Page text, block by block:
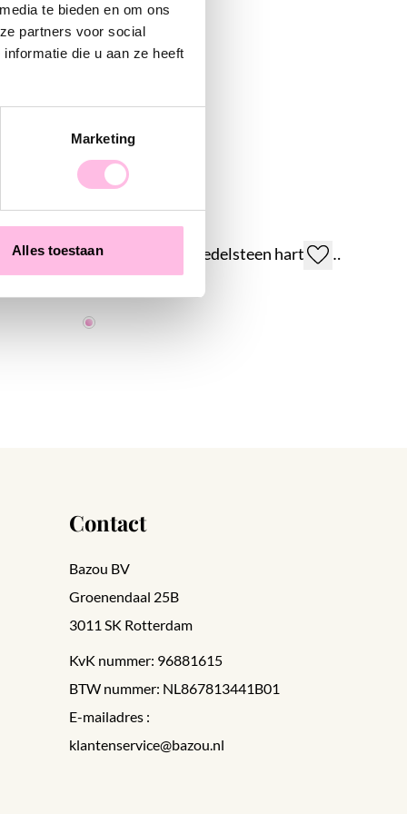
te bieden en om ons
partners voor social
die u aan ze heeft
Marketing
Alles toestaan
LOVE IT!
RVS creolen met edelsteen hart, mini hartje en pareltjes - oudroze
Contact
Bazou BV
Groenendaal 25B
3011 SK Rotterdam
KvK nummer: 96881615
BTW nummer: NL867813441B01
E-mailadres :
klantenservice@bazou.nl